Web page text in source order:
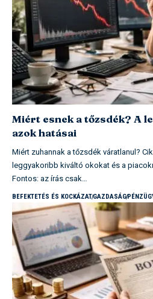
Miért esnek a tőzsdék? A
azok hatásai
Miért zuhannak a tőzsdék váratlanul?
leggyakoribb kiváltó okokat és a
Fontos: az írás csak…
BEFEKTETÉS ÉS KOCKÁZATGAZDASÁG